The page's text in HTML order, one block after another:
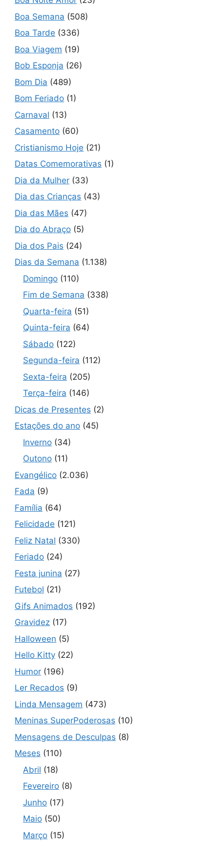
Boa Semana (508)
Boa Tarde (336)
Boa Viagem (19)
Bob Esponja (26)
Bom Dia (489)
Bom Feriado (1)
Carnaval (13)
Casamento (60)
Cristianismo Hoje (21)
Datas Comemorativas (1)
Dia da Mulher (33)
Dia das Crianças (43)
Dia das Mães (47)
Dia do Abraço (5)
Dia dos Pais (24)
Dias da Semana (1.138)
Domingo (110)
Fim de Semana (338)
Quarta-feira (51)
Quinta-feira (64)
Sábado (122)
Segunda-feira (112)
Sexta-feira (205)
Terça-feira (146)
Dicas de Presentes (2)
Estações do ano (45)
Inverno (34)
Outono (11)
Evangélico (2.036)
Fada (9)
Família (64)
Felicidade (121)
Feliz Natal (330)
Feriado (24)
Festa junina (27)
Futebol (21)
Gifs Animados (192)
Gravidez (17)
Halloween (5)
Hello Kitty (22)
Humor (196)
Ler Recados (9)
Linda Mensagem (473)
Meninas SuperPoderosas (10)
Mensagens de Desculpas (8)
Meses (110)
Abril (18)
Fevereiro (8)
Junho (17)
Maio (50)
Março (15)